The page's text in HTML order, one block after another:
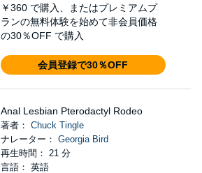
￥360 で購入、またはプレミアムプ
ランの無料体験を始めて非会員価格
の30％OFF で購入
会員登録で30％OFF
Anal Lesbian Pterodactyl Rodeo
著者： Chuck Tingle
ナレーター： Georgia Bird
再生時間： 21 分
言語： 英語